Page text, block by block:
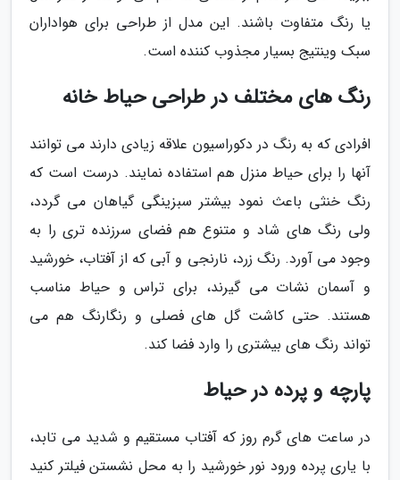
یا رنگ متفاوت باشند. این مدل از طراحی برای هواداران
سبک وینتیج بسیار مجذوب کننده است.
رنگ های مختلف در طراحی حیاط خانه
افرادی که به رنگ در دکوراسیون علاقه زیادی دارند می توانند
آنها را برای حیاط منزل هم استفاده نمایند. درست است که
رنگ خنثی باعث نمود بیشتر سبزینگی گیاهان می گردد،
ولی رنگ های شاد و متنوع هم فضای سرزنده تری را به
وجود می آورد. رنگ زرد، نارنجی و آبی که از آفتاب، خورشید
و آسمان نشات می گیرند، برای تراس و حیاط مناسب
هستند. حتی کاشت گل های فصلی و رنگارنگ هم می
تواند رنگ های بیشتری را وارد فضا کند.
پارچه و پرده در حیاط
در ساعت های گرم روز که آفتاب مستقیم و شدید می تابد،
با یاری پرده ورود نور خورشید را به محل نشستن فیلتر کنید